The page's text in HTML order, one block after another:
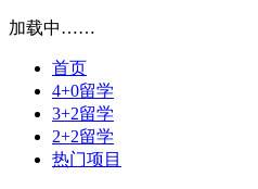
加载中……
首页
4+0留学
3+2留学
2+2留学
热门项目